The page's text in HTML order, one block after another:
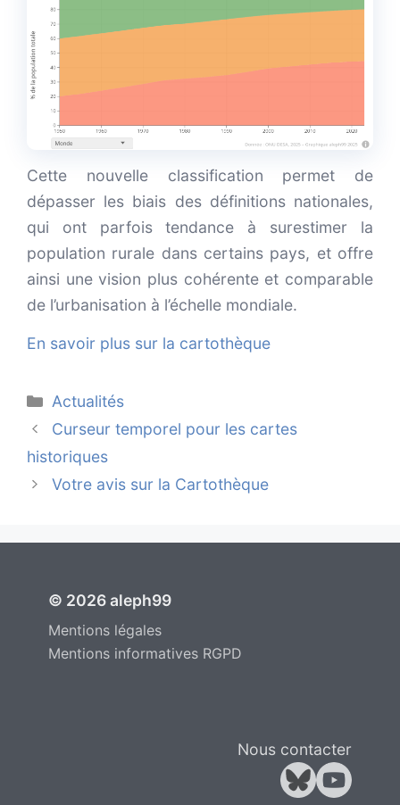
Cette nouvelle classification permet de
dépasser les biais des définitions nationales,
qui ont parfois tendance à surestimer la
population rurale dans certains pays, et offre
ainsi une vision plus cohérente et comparable
de l’urbanisation à l’échelle mondiale.
En savoir plus sur la cartothèque
Catégories
Actualités
Curseur temporel pour les cartes
historiques
Votre avis sur la Cartothèque
© 2026 aleph99
Mentions légales
Mentions informatives RGPD
Nous contacter